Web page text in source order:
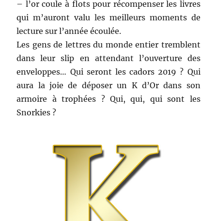
– l’or coule à flots pour récompenser les livres
qui m’auront valu les meilleurs moments de
lecture sur l’année écoulée.
Les gens de lettres du monde entier tremblent
dans leur slip en attendant l’ouverture des
enveloppes… Qui seront les cadors 2019 ? Qui
aura la joie de déposer un K d’Or dans son
armoire à trophées ? Qui, qui, qui sont les
Snorkies ?